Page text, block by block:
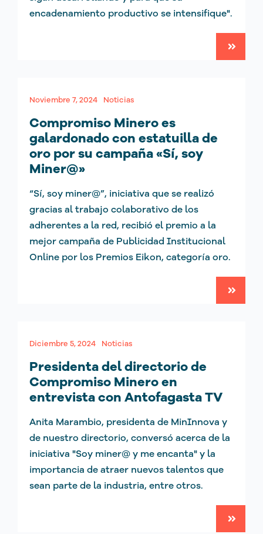
encadenamiento productivo se intensifique".
Noviembre 7, 2024 Noticias
Compromiso Minero es
galardonado con estatuilla de
oro por su campaña «Sí, soy
Miner@»
“Sí, soy miner@”, iniciativa que se realizó
gracias al trabajo colaborativo de los
adherentes a la red, recibió el premio a la
mejor campaña de Publicidad Institucional
Online por los Premios Eikon, categoría oro.
Diciembre 5, 2024 Noticias
Presidenta del directorio de
Compromiso Minero en
entrevista con Antofagasta TV
Anita Marambio, presidenta de MinInnova y
de nuestro directorio, conversó acerca de la
iniciativa "Soy miner@ y me encanta" y la
importancia de atraer nuevos talentos que
sean parte de la industria, entre otros.